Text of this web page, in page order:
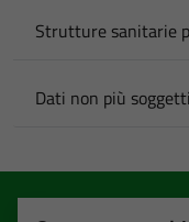
Strutture sanitarie
Dati non più